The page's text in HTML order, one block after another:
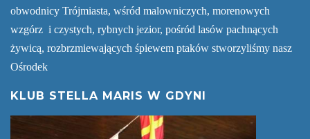
obwodnicy Trójmiasta, wśród malowniczych, morenowych
wzgórz i czystych, rybnych jezior, pośród lasów pachnących
żywicą, rozbrzmiewających śpiewem ptaków stworzyliśmy nasz
Ośrodek
KLUB STELLA MARIS W GDYNI